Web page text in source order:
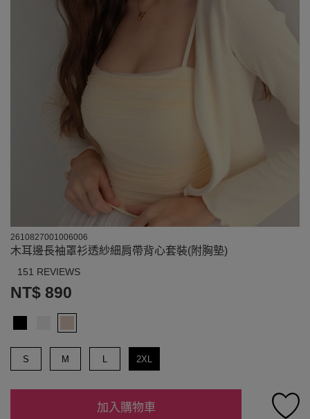
2610827001006006
木耳邊長袖罩衫透紗細肩帶背心套裝(附胸墊)
151 REVIEWS
NT$ 890
S M L 2XL
加入購物車